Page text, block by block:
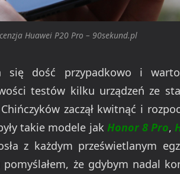
Huawei P20 Pro – 90sekund.pl
się dość przypadkowo i
testów kilku urządzeń ze
zaczął kwitnąć i
takie modele jak Honor 8 Pro,
z każdym prześwietlanym
że gdybym nadal